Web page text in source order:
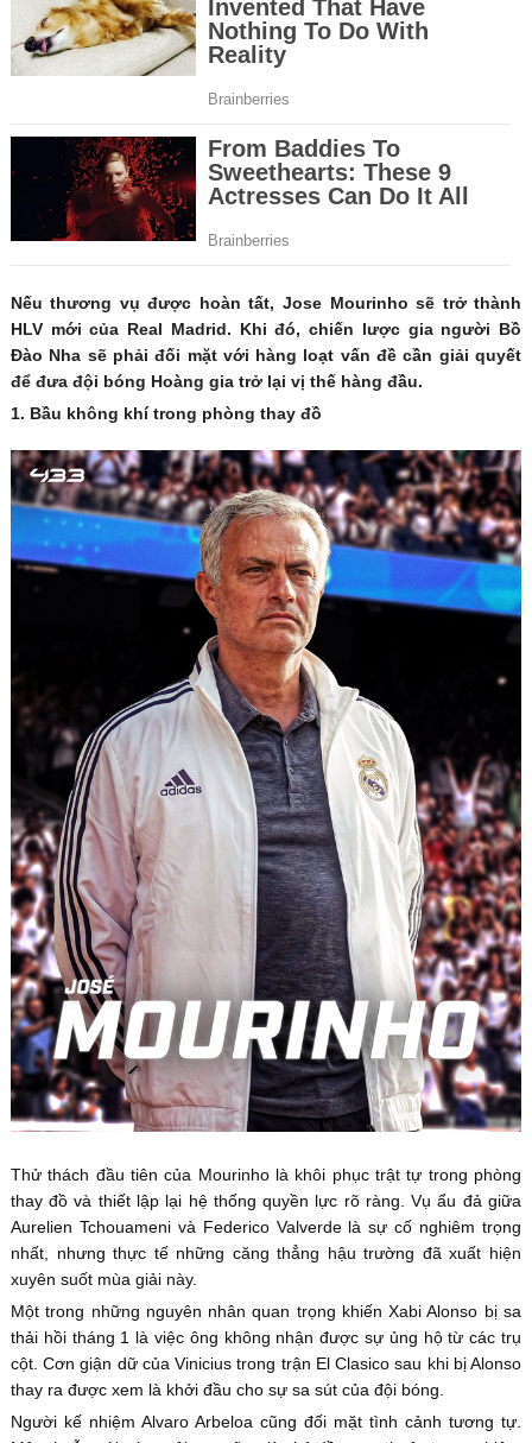
Nếu thương vụ được hoàn tất, Jose Mourinho sẽ trở thành
HLV mới của Real Madrid. Khi đó, chiến lược gia người Bồ
Đào Nha sẽ phải đối mặt với hàng loạt vấn đề cần giải quyết
để đưa đội bóng Hoàng gia trở lại vị thế hàng đầu.
1. Bầu không khí trong phòng thay đồ
Thử thách đầu tiên của Mourinho là khôi phục trật tự trong phòng
thay đồ và thiết lập lại hệ thống quyền lực rõ ràng. Vụ ẩu đả giữa
Aurelien Tchouameni và Federico Valverde là sự cố nghiêm trọng
nhất, nhưng thực tế những căng thẳng hậu trường đã xuất hiện
xuyên suốt mùa giải này.
Một trong những nguyên nhân quan trọng khiến Xabi Alonso bị sa
thải hồi tháng 1 là việc ông không nhận được sự ủng hộ từ các trụ
cột. Cơn giận dữ của Vinicius trong trận El Clasico sau khi bị Alonso
thay ra được xem là khởi đầu cho sự sa sút của đội bóng.
Người kế nhiệm Alvaro Arbeloa cũng đối mặt tình cảnh tương tự.